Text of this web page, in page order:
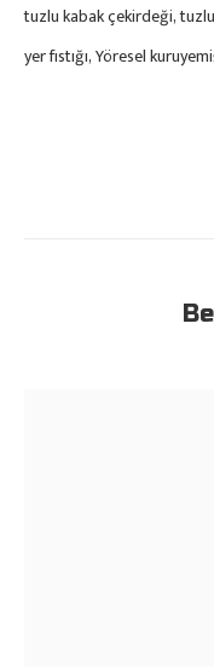
tuzlu kabak çekirdeği
yer fıstığı Yöresel